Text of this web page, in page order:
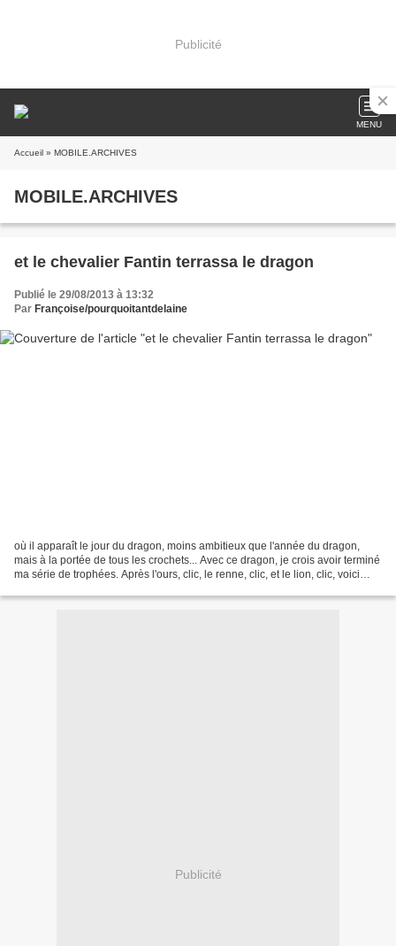
Publicité
MENU
Accueil » MOBILE.ARCHIVES
MOBILE.ARCHIVES
et le chevalier Fantin terrassa le dragon
Publié le 29/08/2013 à 13:32
Par Françoise/pourquoitantdelaine
où il apparaît le jour du dragon, moins ambitieux que l'année du dragon,
mais à la portée de tous les crochets... Avec ce dragon, je crois avoir terminé
ma série de trophées. Après l'ours, clic, le renne, clic, et le lion, clic, voici
Publicité